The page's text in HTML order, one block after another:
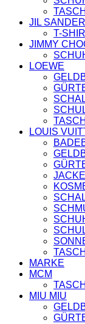
JIL SANDER
T-
JIMMY
LOEWE
LOUIS
MARKE
MCM
MIU MIU